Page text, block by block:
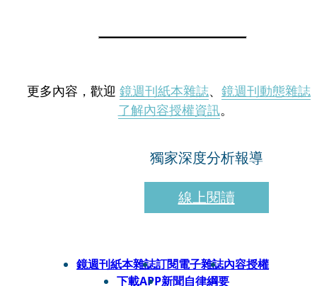
更多內容，歡迎 鏡週刊紙本雜誌、 鏡週刊動態雜誌
了解內容授權資訊。
獨家深度分析報導
線上閱讀
鏡週刊紙本雜誌訂閱電子雜誌內容授權
下載APP新聞自律綱要